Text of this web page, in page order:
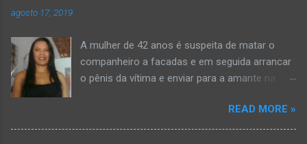
vítima estava com um quadro de desidratação
e desnutrição, além de apresentar ruptura anal
e vaginal. Os pais informaram que a criança
sinais de mal-estar. Segundo a PM, os pais só
levaram a menina para UPA após uma piora no
agosto 17, 2019
A mulher de 42 anos é suspeita de matar o
companheiro a facadas e em seguida arrancar
o pênis da vítima e enviar para a amante na
da Paraíba. De acordo com o G1, o delegado
Kelsen Vasconcelos, responsável pelo caso, a
READ MORE »